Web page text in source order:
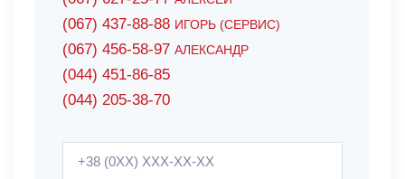
(067) 437-88-88 ИГОРЬ (СЕРВИС)
(067) 456-58-97 АЛЕКСАНДР
(044) 451-86-85
(044) 205-38-70